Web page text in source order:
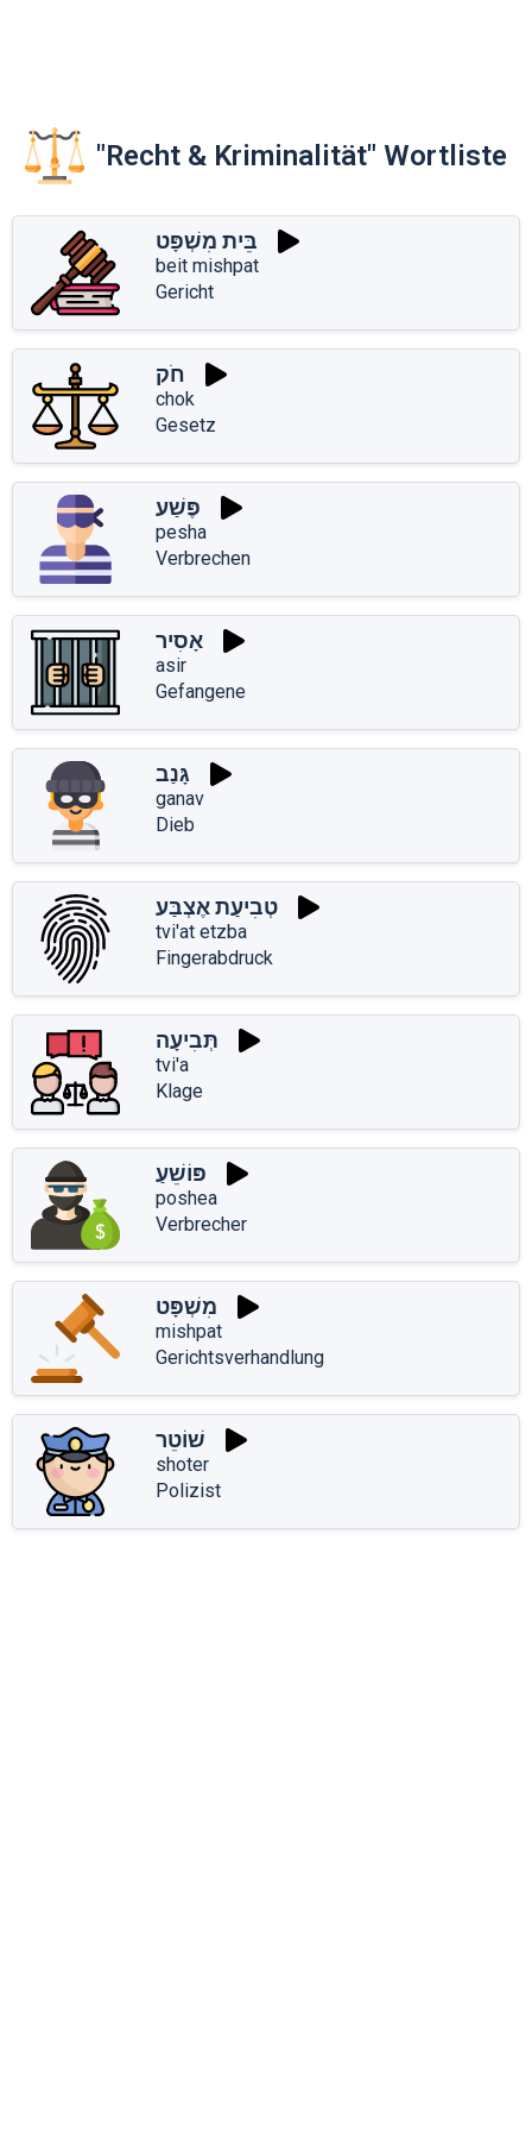
"Recht & Kriminalität" Wortliste
בֵּית מִשְׁפָּט
beit mishpat
Gericht
חֹק
chok
Gesetz
פֶּשַׁע
pesha
Verbrechen
אָסִיר
asir
Gefangene
גָּנַב
ganav
Dieb
טְבִיעַת אֶצְבַּע
tvi'at etzba
Fingerabdruck
תְּבִיעָה
tvi'a
Klage
פּוֹשֵׁעַ
poshea
Verbrecher
מִשְׁפָּט
mishpat
Gerichtsverhandlung
שׁוֹטֵר
shoter
Polizist